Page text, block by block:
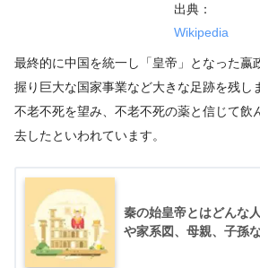
出典：
Wikipedia
最終的に中国を統一し「皇帝」となった嬴
握り巨大な国家事業など大きな足跡を残し
不老不死を望み、不老不死の薬と信じて飲
去したといわれています。
秦の始皇帝とはどんな
や家系図、母親、子孫な